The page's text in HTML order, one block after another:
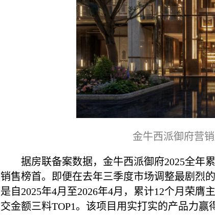
金牛西派御府营
据房联备案数据，金牛西派御府2025全年
销售榜首。即便在去年三季度市场调整最剧烈
是自2025年4月至2026年4月，累计12个月荣膺
交金额三料TOP1。该项目用实打实的产品力